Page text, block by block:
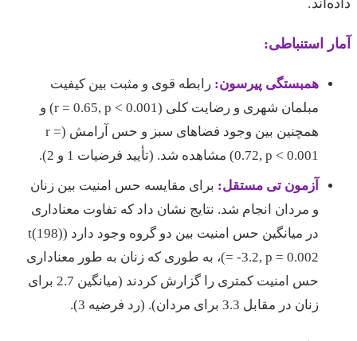
داده‌اند.
آمار استنباطی:
همبستگی پیرسون: رابطه قوی و مثبت بین کیفیت
مبلمان شهری و رضایت کلی (r = 0.65, p < 0.001) و
همچنین بین وجود فضاهای سبز و حس آرامش (r =
0.72, p < 0.001) مشاهده شد. (تأیید فرضیات 1 و 2).
آزمون تی مستقل: برای مقایسه حس امنیت بین زنان
و مردان انجام شد. نتایج نشان داد که تفاوت معناداری
در میانگین حس امنیت بین دو گروه وجود دارد (t(198)
= -3.2, p = 0.002)، به طوری که زنان به طور معناداری
حس امنیت کمتری را گزارش کردند (میانگین 2.7 برای
زنان در مقابل 3.3 برای مردان). (رد فرضیه 3).